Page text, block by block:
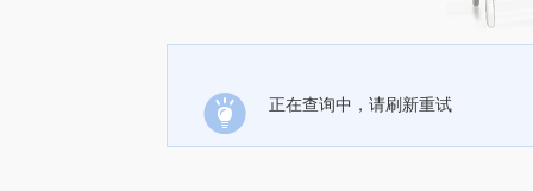
正在查询中，请刷新重试